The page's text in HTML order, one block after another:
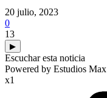
20 julio, 2023
0
13
▶
Escuchar esta noticia
Powered by Estudios Max
x1